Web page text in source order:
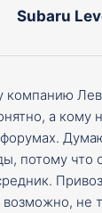
Subaru
компанию
а кому
потому что
возможно, не